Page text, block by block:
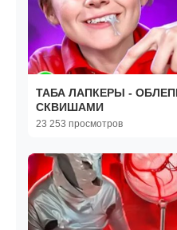
ТАБА ЛАПКЕРЫ -
СКВИШАМИ
23 253 просмотров